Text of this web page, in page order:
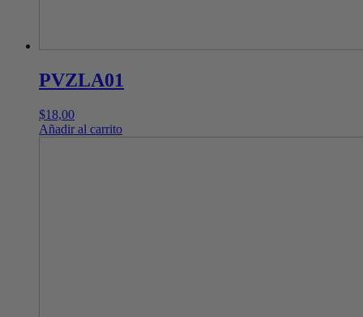
PVZLA01
$18,00
Añadir al carrito